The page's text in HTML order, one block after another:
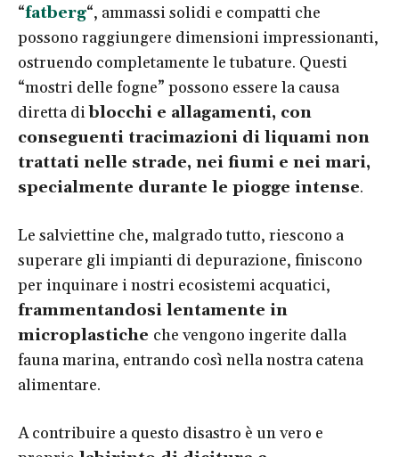
“fatberg“, ammassi solidi e compatti che
possono raggiungere dimensioni impressionanti,
ostruendo completamente le tubature. Questi
“mostri delle fogne” possono essere la causa
diretta diblocchi e allagamenti, con
conseguenti tracimazioni di liquami non
trattati nelle strade, nei fiumi e nei mari,
specialmente durante le piogge intense.
Le salviettine che, malgrado tutto, riescono a
superare gli impianti di depurazione, finiscono
per inquinare i nostri ecosistemi acquatici,
frammentandosi lentamente in
microplastiche che vengono ingerite dalla
fauna marina, entrando così nella nostra catena
alimentare.
A contribuire a questo disastro è un vero e